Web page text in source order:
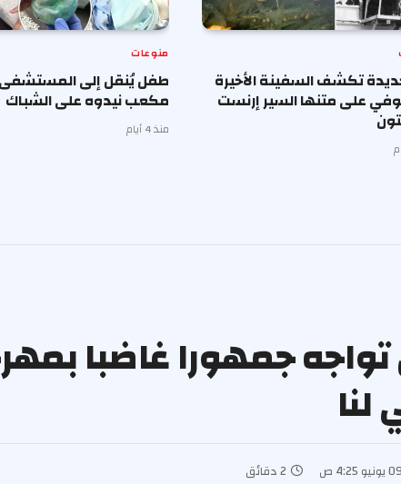
تكشف السفينة الأخيرة
على متنها السير إرنست
منوعات
طفل يُنقل إلى
مكعب نيدوه على الشباك
منذ 4 أيام
جمهورا غاضبا
2 دقائق